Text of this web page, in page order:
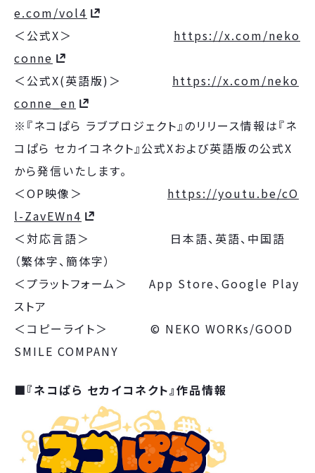
e.com/vol4
＜公式X＞ https://x.com/neko
conne
＜公式X(英語版)＞ https://x.com/neko
conne_en
※『ネコぱら ラブプロジェクト』のリリース情報は『ネ
コぱら セカイコネクト』公式Xおよび英語版の公式X
から発信いたします。
＜OP映像＞ https://youtu.be/cO
l-ZavEWn4
＜対応言語＞ 日本語、英語、中国語
（繁体字、簡体字）
＜プラットフォーム＞ App Store、Google Play
ストア
＜コピーライト＞ © NEKO WORKs/GOOD
SMILE COMPANY
■『ネコぱら セカイコネクト』作品情報